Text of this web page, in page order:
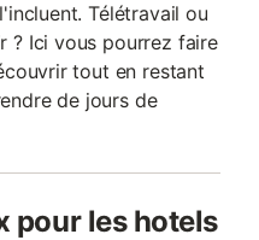
Télétravail ou
? Ici vous pourrez faire
tout en restant
de jours de
pour les hotels